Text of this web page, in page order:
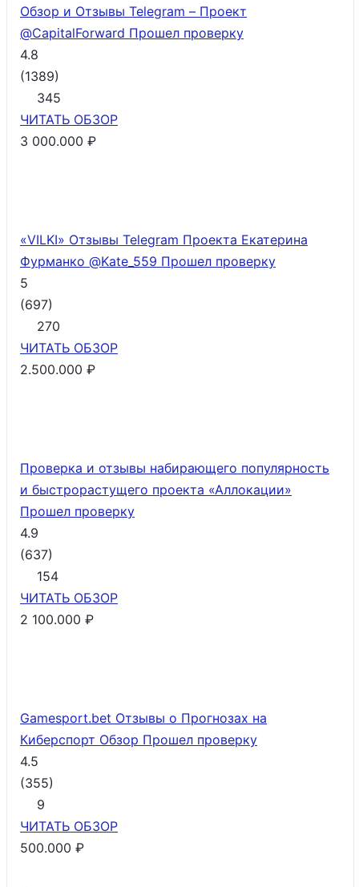
Обзор и Отзывы Telegram – Проект
@CapitalForward Прошел проверку
4.8
(1389)
345
ЧИТАТЬ ОБЗОР
3 000.000 ₽
«VILKI» Отзывы Telegram Проекта Екатерина
Фурманко @Kate_559 Прошел проверку
5
(697)
270
ЧИТАТЬ ОБЗОР
2.500.000 ₽
Проверка и отзывы набирающего популярность
и быстрорастущего проекта «Аллокации»
Прошел проверку
4.9
(637)
154
ЧИТАТЬ ОБЗОР
2 100.000 ₽
Gamesport.bet Отзывы о Прогнозах на
Киберспорт Обзор Прошел проверку
4.5
(355)
9
ЧИТАТЬ ОБЗОР
500.000 ₽